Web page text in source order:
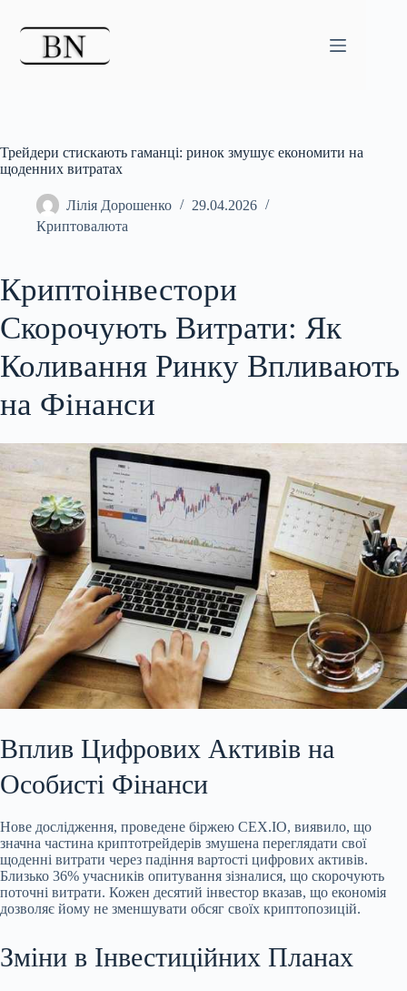
Трейдери стискають гаманці: ринок змушує економити на
щоденних витратах
Лілія Дорошенко
29.04.2026
Криптовалюта
Криптоінвестори
Скорочують Витрати: Як
Коливання Ринку Впливають
на Фінанси
Вплив Цифрових Активів на
Особисті Фінанси
Нове дослідження, проведене біржею CEX.IO, виявило, що
значна частина криптотрейдерів змушена переглядати свої
щоденні витрати через падіння вартості цифрових активів.
Близько 36% учасників опитування зізналися, що скорочують
поточні витрати. Кожен десятий інвестор вказав, що економія
дозволяє йому не зменшувати обсяг своїх криптопозицій.
Зміни в Інвестиційних Планах